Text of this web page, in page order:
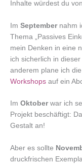
Inhalte würdest du
Im Septembernahm
Thema „Passives
mein Denken in eine
ich sicherlich in
anderem plane ich
Workshops auf ein
Im Oktoberwar ich
Projekt beschäftigt:
Gestalt an!
Aber es sollte
druckfrischen